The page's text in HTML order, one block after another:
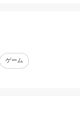
ゲーム